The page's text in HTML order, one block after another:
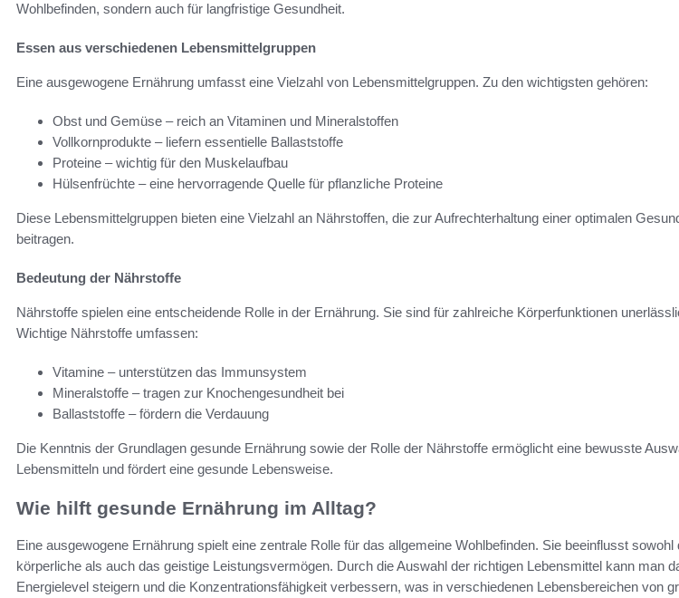
Wohlbefinden, sondern auch für langfristige Gesundheit.
Essen aus verschiedenen Lebensmittelgruppen
Eine ausgewogene Ernährung umfasst eine Vielzahl von Lebensmittelgruppen. Zu den wichtigsten gehören:
Obst und Gemüse – reich an Vitaminen und Mineralstoffen
Vollkornprodukte – liefern essentielle Ballaststoffe
Proteine – wichtig für den Muskelaufbau
Hülsenfrüchte – eine hervorragende Quelle für pflanzliche Proteine
Diese Lebensmittelgruppen bieten eine Vielzahl an Nährstoffen, die zur Aufrechterhaltung einer optimalen
beitragen.
Bedeutung der Nährstoffe
Nährstoffe spielen eine entscheidende Rolle in der Ernährung. Sie sind für zahlreiche Körperfunktionen
Wichtige Nährstoffe umfassen:
Vitamine – unterstützen das Immunsystem
Mineralstoffe – tragen zur Knochengesundheit bei
Ballaststoffe – fördern die Verdauung
Die Kenntnis der Grundlagen gesunde Ernährung sowie der Rolle der Nährstoffe ermöglicht eine bewusste
Lebensmitteln und fördert eine gesunde Lebensweise.
Wie hilft gesunde Ernährung im Alltag?
Eine ausgewogene Ernährung spielt eine zentrale Rolle für das allgemeine Wohlbefinden. Sie beeinflusst sowohl
körperliche als auch das geistige Leistungsvermögen. Durch die Auswahl der richtigen Lebensmittel kann man
Energielevel steigern und die Konzentrationsfähigkeit verbessern, was in verschiedenen Lebensbereichen von